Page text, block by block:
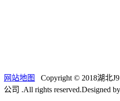
网站地图
Copyright © 2018湖北
公司 .All rights reserved.Designed by